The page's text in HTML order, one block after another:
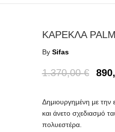
ΚΑΡΕΚΛΑ
By Sifas
1.370,00€
Δημιουργημένη με την
και άνετο σχεδιασμό
πολυεστέρα.